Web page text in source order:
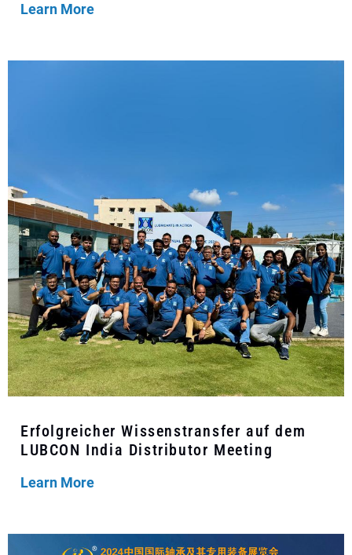
Learn More
Erfolgreicher Wissenstransfer auf dem
LUBCON India Distributor Meeting
Learn More